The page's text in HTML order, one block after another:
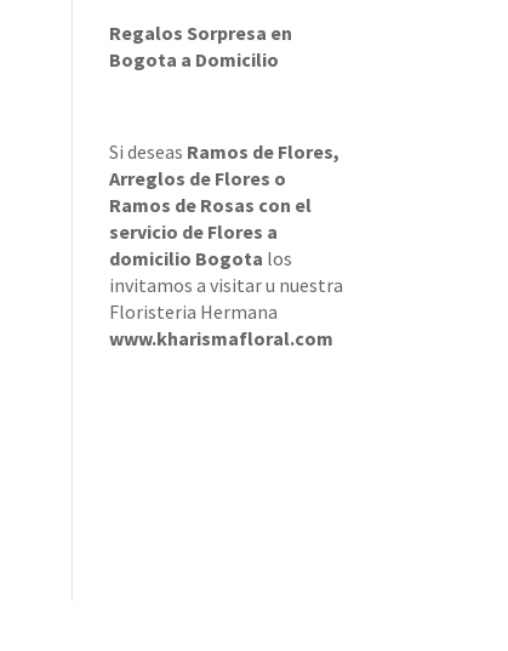
Regalos Sorpresa en
Bogota a Domicilio
Si deseas Ramos de Flores,
Arreglos de Flores o
Ramos de Rosas con el
servicio de Flores a
domicilio Bogota los
invitamos a visitar u nuestra
Floristeria Hermana
www.kharismafloral.com